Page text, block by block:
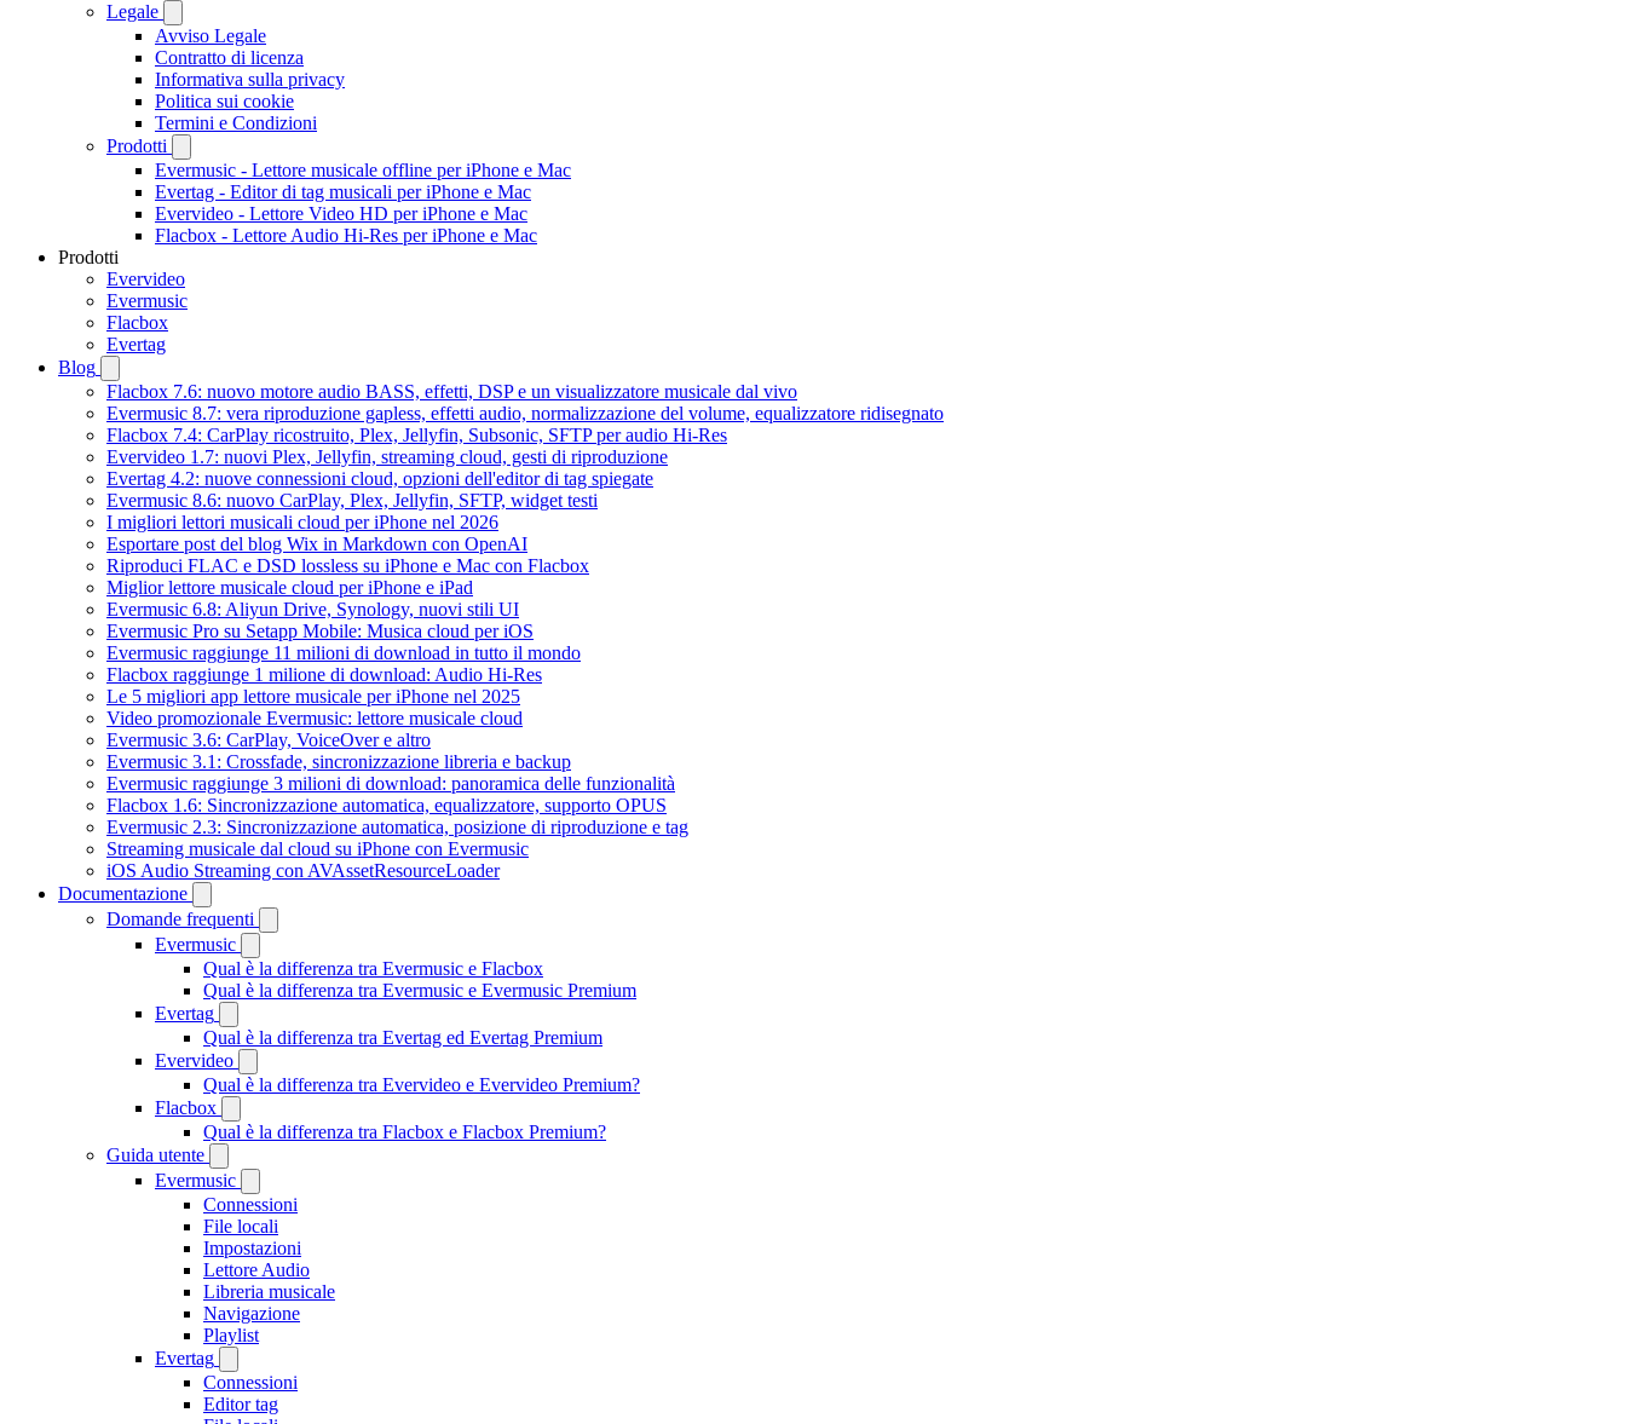
Legale
Avviso Legale
Contratto di licenza
Informativa sulla privacy
Politica sui cookie
Termini e Condizioni
Prodotti
Evermusic - Lettore musicale offline per iPhone e Mac
Evertag - Editor di tag musicali per iPhone e Mac
Evervideo - Lettore Video HD per iPhone e Mac
Flacbox - Lettore Audio Hi-Res per iPhone e Mac
Prodotti
Evervideo
Evermusic
Flacbox
Evertag
Blog
Flacbox 7.6: nuovo motore audio BASS, effetti, DSP e un visualizzatore musicale dal vivo
Evermusic 8.7: vera riproduzione gapless, effetti audio, normalizzazione del volume, equalizzatore ridisegnato
Flacbox 7.4: CarPlay ricostruito, Plex, Jellyfin, Subsonic, SFTP per audio Hi-Res
Evervideo 1.7: nuovi Plex, Jellyfin, streaming cloud, gesti di riproduzione
Evertag 4.2: nuove connessioni cloud, opzioni dell'editor di tag spiegate
Evermusic 8.6: nuovo CarPlay, Plex, Jellyfin, SFTP, widget testi
I migliori lettori musicali cloud per iPhone nel 2026
Esportare post del blog Wix in Markdown con OpenAI
Riproduci FLAC e DSD lossless su iPhone e Mac con Flacbox
Miglior lettore musicale cloud per iPhone e iPad
Evermusic 6.8: Aliyun Drive, Synology, nuovi stili UI
Evermusic Pro su Setapp Mobile: Musica cloud per iOS
Evermusic raggiunge 11 milioni di download in tutto il mondo
Flacbox raggiunge 1 milione di download: Audio Hi-Res
Le 5 migliori app lettore musicale per iPhone nel 2025
Video promozionale Evermusic: lettore musicale cloud
Evermusic 3.6: CarPlay, VoiceOver e altro
Evermusic 3.1: Crossfade, sincronizzazione libreria e backup
Evermusic raggiunge 3 milioni di download: panoramica delle funzionalità
Flacbox 1.6: Sincronizzazione automatica, equalizzatore, supporto OPUS
Evermusic 2.3: Sincronizzazione automatica, posizione di riproduzione e tag
Streaming musicale dal cloud su iPhone con Evermusic
iOS Audio Streaming con AVAssetResourceLoader
Documentazione
Domande frequenti
Evermusic
Qual è la differenza tra Evermusic e Flacbox
Qual è la differenza tra Evermusic e Evermusic Premium
Evertag
Qual è la differenza tra Evertag ed Evertag Premium
Evervideo
Qual è la differenza tra Evervideo e Evervideo Premium?
Flacbox
Qual è la differenza tra Flacbox e Flacbox Premium?
Guida utente
Evermusic
Connessioni
File locali
Impostazioni
Lettore Audio
Libreria musicale
Navigazione
Playlist
Evertag
Connessioni
Editor tag